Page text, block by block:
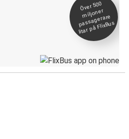
Över 500
miljoner
passagerare
litar på FlixBus